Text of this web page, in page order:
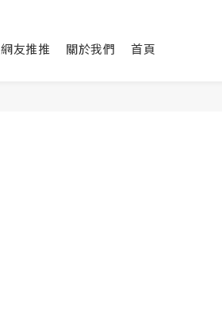
網友推推 關於我們 首頁